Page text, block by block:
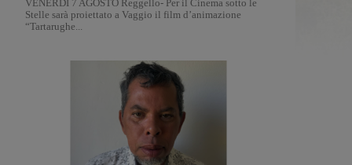
VENERDÌ 7 AGOSTO Reggello- Per il Cinema sotto le
Stelle sarà proiettato a Vaggio il film d’animazione
“Tartarughe...